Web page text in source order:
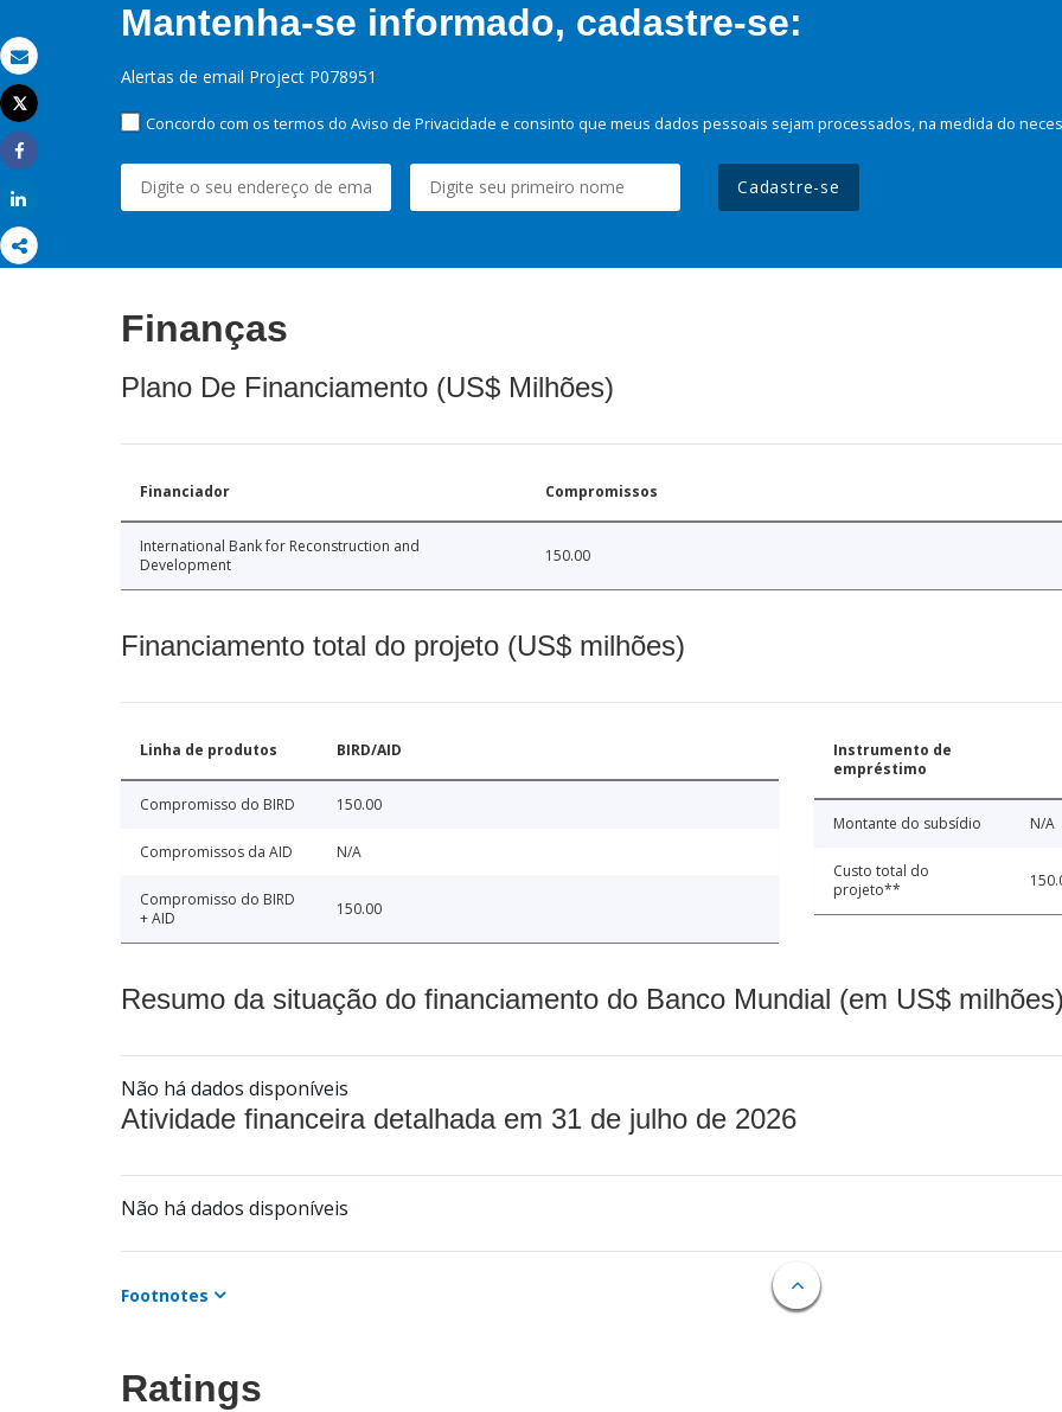
Email
Imprimir
Tweet
Share
Mantenha-se informado, cadastre-se:
Alertas de email Project P078951
Concordo com os termos do Aviso de Privacidade e consinto que meus dados pessoais sejam processados, na medida do
Cadastre-se
Finanças
Plano De Financiamento (US$ Milhões)
Financiador Compromissos
International Bank for Reconstruction and
Development
150.00
Financiamento total do projeto (US$ milhões)
Linha de produtos BIRD/AID
Compromisso do BIRD 150.00
Compromissos da AID N/A
Compromisso do BIRD
+ AID
150.00
Instrumento de
empréstimo
Montante do subsídio N/A
Custo total do
projeto**
Resumo da situação do financiamento do Banco Mundial (em US$
Não há dados disponíveis
Atividade financeira detalhada em 31 de julho de 2026
Não há dados disponíveis
Footnotes
Ratings